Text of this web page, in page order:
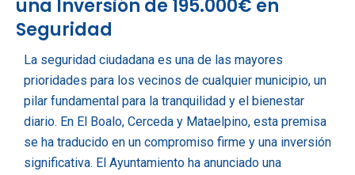
una Inversión de 195.000€ en
Seguridad
La seguridad ciudadana es una de las mayores
prioridades para los vecinos de cualquier municipio, un
pilar fundamental para la tranquilidad y el bienestar
diario. En El Boalo, Cerceda y Mataelpino, esta premisa
se ha traducido en un compromiso firme y una inversión
significativa. El Ayuntamiento ha anunciado una